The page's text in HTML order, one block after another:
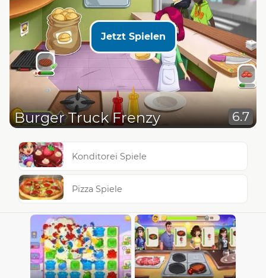
Jetzt Spielen
Burger Truck Frenzy 6.7
Konditorei Spiele
Pizza Spiele